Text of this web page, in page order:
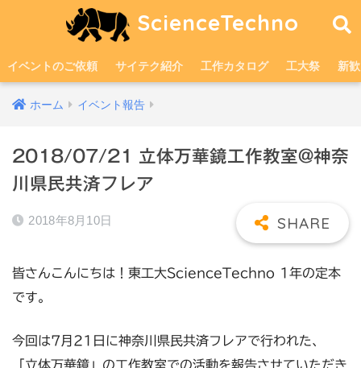
ScienceTechno
イベントのご依頼 サイテク紹介 工作カタログ 工大祭 新歓
ホーム イベント報告
2018/07/21 立体万華鏡工作教室@神奈
川県民共済フレア
2018年8月10日
皆さんこんにちは！東工大ScienceTechno 1年の定本
です。
今回は7月21日に神奈川県民共済フレアで行われた、
「立体万華鏡」の工作教室での活動を報告させていただき